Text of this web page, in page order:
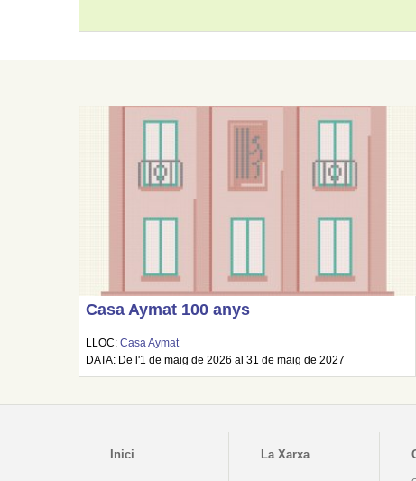
Casa Aymat 100 anys
LLOC:Casa Aymat
DATA: De l'1 de maig de 2026 al 31 de maig de 2027
Inici La Xarxa